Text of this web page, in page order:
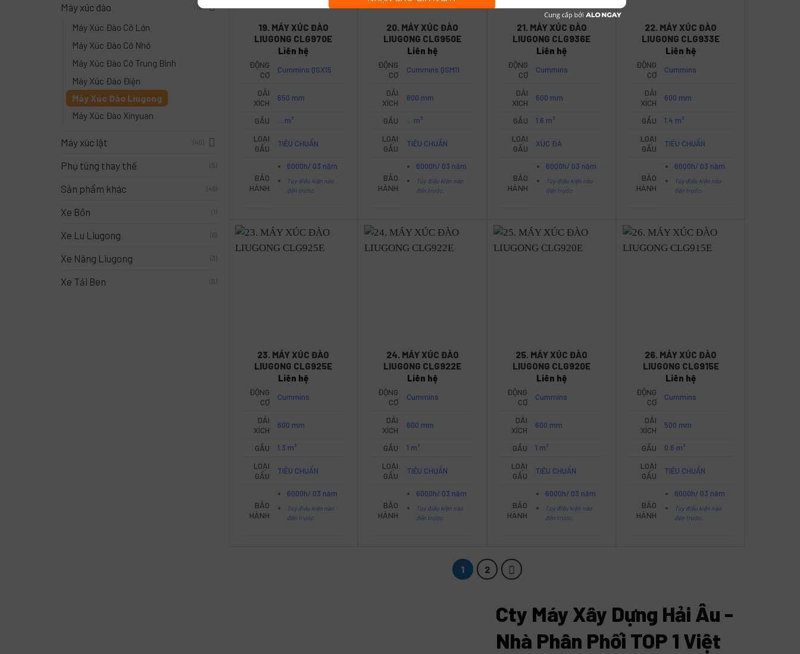
Máy xúc đào (18)
Máy Xúc Đào Cỡ Lớn
Máy Xúc Đào Cỡ Nhỏ
Máy Xúc Đào Cỡ Trung Bình
Máy Xúc Đào Điện
Máy Xúc Đào Liugong
Máy Xúc Đào Xinyuan
Máy xúc lật (40)
Phụ tùng thay thế (5)
Sản phẩm khác (46)
Xe Bồn (1)
Xe Lu Liugong (6)
Xe Nâng Liugong (3)
Xe Tải Ben (5)
19. MÁY XÚC ĐÀO
LIUGONG CLG970E
Liên hệ
ĐỘNG
CƠ
Cummins QSX15
DẢI
XÍCH
650 mm
GẦU ... m³
LOẠI
GẦU
TIÊU CHUẨN
BẢO
HÀNH
6000h/ 03 năm
Tùy điều kiện nào
đến trước.
20. MÁY XÚC ĐÀO
LIUGONG CLG950E
Liên hệ
ĐỘNG
CƠ
Cummins QSM11
DẢI
XÍCH
600 mm
GẦU ... m³
LOẠI
GẦU
TIÊU CHUẨN
BẢO
HÀNH
6000h/ 03 năm
Tùy điều kiện nào
đến trước.
21. MÁY XÚC ĐÀO
LIUGONG CLG936E
Liên hệ
ĐỘNG
CƠ
Cummins
DẢI
XÍCH
600 mm
GẦU 1.6 m³
LOẠI
GẦU
XÚC ĐÁ
BẢO
HÀNH
6000h/ 03 năm
Tùy điều kiện nào
đến trước
22. MÁY XÚC ĐÀO
LIUGONG CLG933E
Liên hệ
ĐỘNG
CƠ
Cummins
DẢI
XÍCH
600 mm
GẦU 1.4 m³
LOẠI
GẦU
TIÊU CHUẨN
BẢO
HÀNH
6000h/ 03 năm
Tùy điều kiện nào
đến trước.
23. MÁY XÚC ĐÀO
LIUGONG CLG925E
Liên hệ
ĐỘNG
CƠ
Cummins
DẢI
XÍCH
600 mm
GẦU 1.3 m³
LOẠI
GẦU
TIÊU CHUẨN
BẢO
HÀNH
6000h/ 03 năm
Tùy điều kiện nào
đến trước.
24. MÁY XÚC ĐÀO
LIUGONG CLG922E
Liên hệ
ĐỘNG
CƠ
Cummins
DẢI
XÍCH
600 mm
GẦU 1 m³
LOẠI
GẦU
TIÊU CHUẨN
BẢO
HÀNH
6000h/ 03 năm
Tùy điều kiện nào
đến trước.
25. MÁY XÚC ĐÀO
LIUGONG CLG920E
Liên hệ
ĐỘNG
CƠ
Cummins
DẢI
XÍCH
600 mm
GẦU 1 m³
LOẠI
GẦU
TIÊU CHUẨN
BẢO
HÀNH
6000h/ 03 năm
Tùy điều kiện nào
đến trước.
26. MÁY XÚC ĐÀO
LIUGONG CLG915E
Liên hệ
ĐỘNG
CƠ
Cummins
DẢI
XÍCH
500 mm
GẦU 0.6 m³
LOẠI
GẦU
TIÊU CHUẨN
BẢO
HÀNH
6000h/ 03 năm
Tùy điều kiện nào
đến trước.
1 2
Cty Máy Xây Dựng Hải Âu -
Nhà Phân Phối TOP 1 Việt